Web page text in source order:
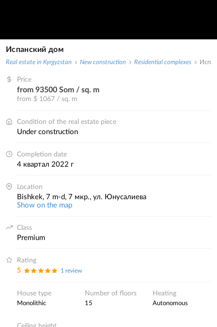
Испанский дом
Real estate in Kyrgyzstan New construction Residential complexes
Price
from 93500 Som / sq. m
from $ 1067 / sq. m
Condition of the real estate piece
under construction
Completion date
4 квартал 2022 г
Location
Bishkek, 7 m-d, 7 мкр., ул. Юнусалиева
Show on the map
Class
premium
Rating
5
1 review
House type
monolithic
Number of floors
15
Heating
autonomous